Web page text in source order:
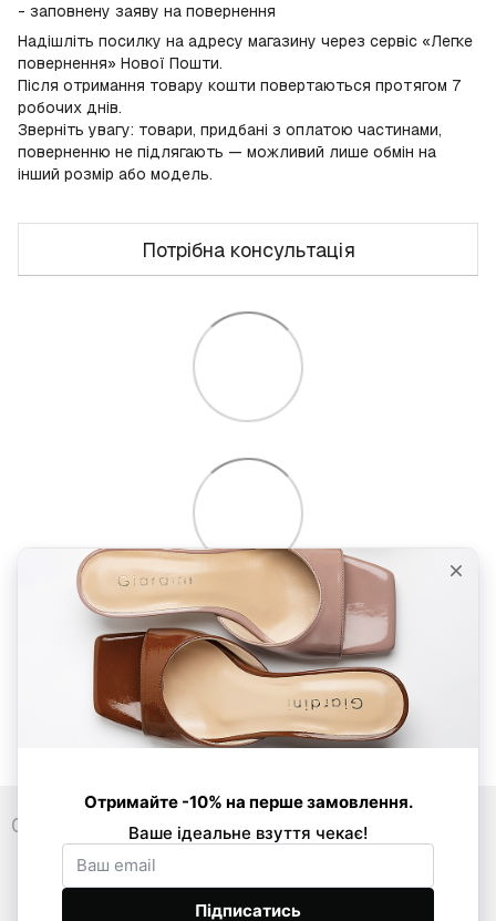
- заповнену заяву на повернення
Надішліть посилку на адресу магазину через сервіс «Легке
повернення» Нової Пошти.
Після отримання товару кошти повертаються протягом 7
робочих днів.
Зверніть увагу: товари, придбані з оплатою частинами,
поверненню не підлягають — можливий лише обмін на
інший розмір або модель.
Потрібна консультація
0 800 33 86 01 089 520-24-16 068 877-03-53
Повна версія сайту